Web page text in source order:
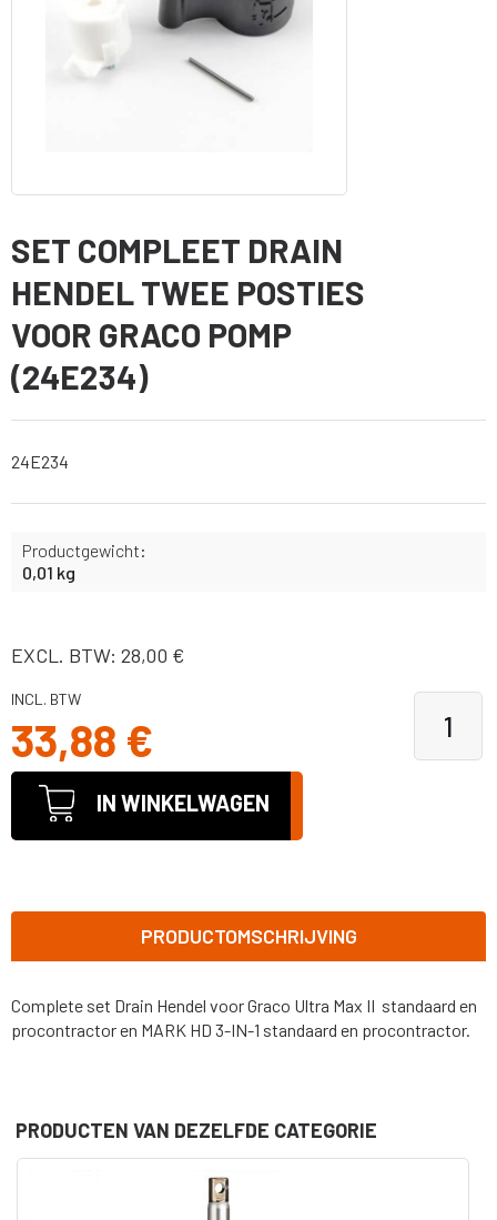
SET COMPLEET DRAIN
HENDEL TWEE POSTIES
VOOR GRACO POMP
(24E234)
24E234
Productgewicht:
0,01 kg
EXCL. BTW: 28,00 €
INCL. BTW
33,88 €
IN WINKELWAGEN
PRODUCTOMSCHRIJVING
Complete set Drain Hendel voor Graco Ultra Max II standaard en
procontractor en MARK HD 3-IN-1 standaard en procontractor.
PRODUCTEN VAN DEZELFDE CATEGORIE